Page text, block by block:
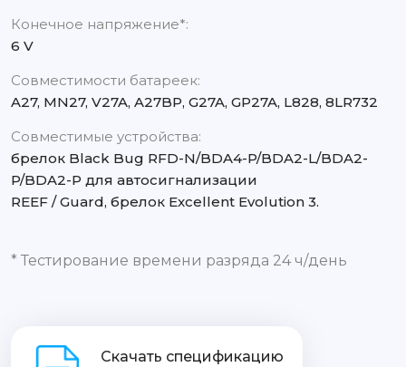
Конечное напряжение*:
6 V
Совместимости батареек:
A27, MN27, V27A, A27BP, G27A, GP27A, L828, 8LR732
Совместимые устройства:
брелок Black Bug RFD-N/BDA4-P/BDA2-L/BDA2-
P/BDA2-P для автосигнализации
REEF / Guard, брелок Excellent Evolution 3.
* Тестирование времени разряда 24 ч/день
Скачать спецификацию